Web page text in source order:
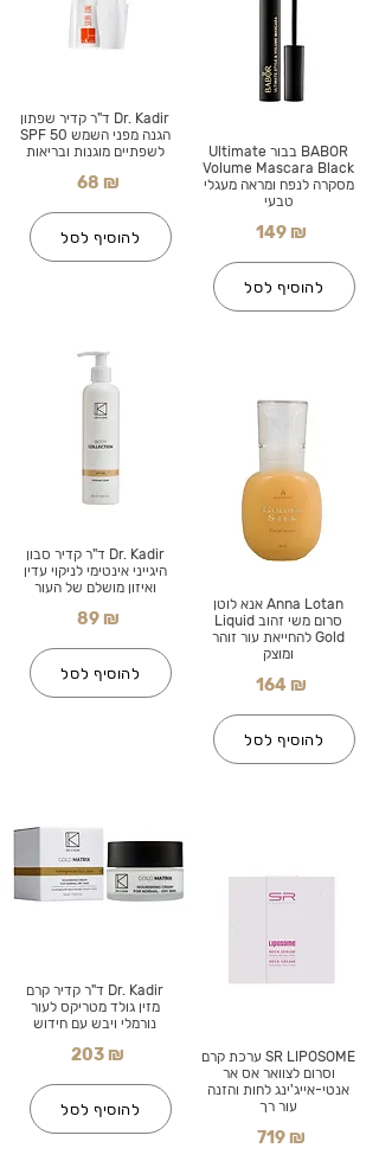
Dr. Kadir ד"ר קדיר שפתון
הגנה מפני השמש SPF 50
לשפתיים מוגנות ובריאות
68 ₪
להוסיף לסל
Dr. Kadir ד"ר קדיר סבון
היגייני אינטימי לניקוי עדין
ואיזון מושלם של העור
89 ₪
להוסיף לסל
Dr. Kadir ד"ר קדיר קרם
מזין גולד מטריקס לעור
נורמלי ויבש עם חידוש
203 ₪
להוסיף לסל
BABOR בבור Ultimate
Volume Mascara Black
מסקרה לנפח ומראה מעגלי
טבעי
149 ₪
להוסיף לסל
Anna Lotan אנא לוטן
סרום משי זהוב Liquid
Gold להחייאת עור זוהר
ומוצק
164 ₪
להוסיף לסל
SR LIPOSOME ערכת קרם
וסרום לצוואר אס אר
אנטי-אייג'ינג לחות והזנה
עור רך
719 ₪